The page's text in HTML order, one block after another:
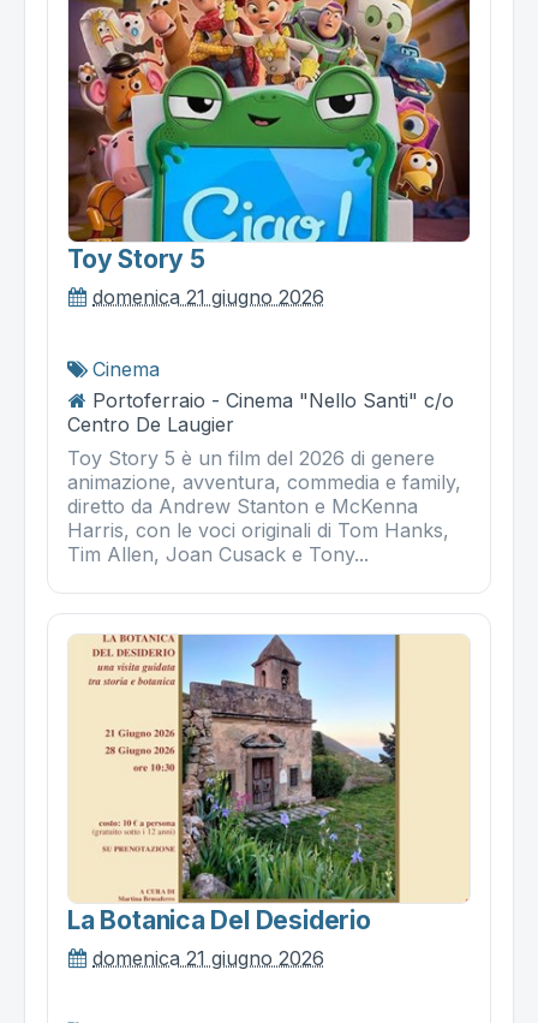
Toy Story 5
domenica 21 giugno 2026
Cinema
Portoferraio - Cinema "Nello Santi" c/o
Centro De Laugier
Toy Story 5 è un film del 2026 di genere
animazione, avventura, commedia e family,
diretto da Andrew Stanton e McKenna
Harris, con le voci originali di Tom Hanks,
Tim Allen, Joan Cusack e Tony...
La Botanica Del Desiderio
domenica 21 giugno 2026